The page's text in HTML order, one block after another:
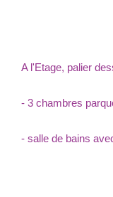
A l'Etage, palier
- 3 chambres
- salle de bains